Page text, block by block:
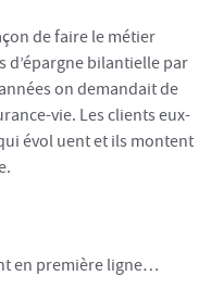
de faire le métier
d’épargne bilantielle par
on demandait de
vie. Les clients eux-
évol uent et ils montent
en première ligne…